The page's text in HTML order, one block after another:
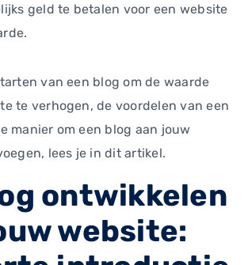
geld te betalen voor een website
van een blog om de waarde
te verhogen, de voordelen van een
manier om een blog aan jouw
lees je in dit artikel.
ontwikkelen
website: